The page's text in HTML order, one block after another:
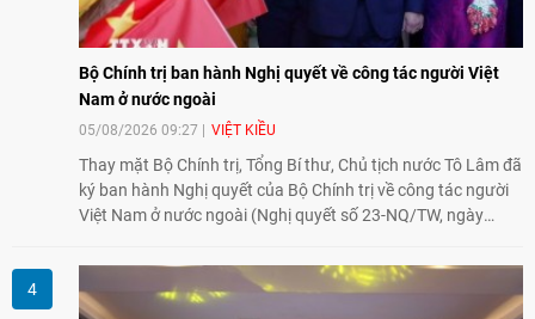
Bộ Chính trị ban hành Nghị quyết về công tác người Việt
Nam ở nước ngoài
05/08/2026 09:27 VIỆT KIỀU
Thay mặt Bộ Chính trị, Tổng Bí thư, Chủ tịch nước Tô Lâm đã
ký ban hành Nghị quyết của Bộ Chính trị về công tác người
Việt Nam ở nước ngoài (Nghị quyết số 23-NQ/TW, ngày